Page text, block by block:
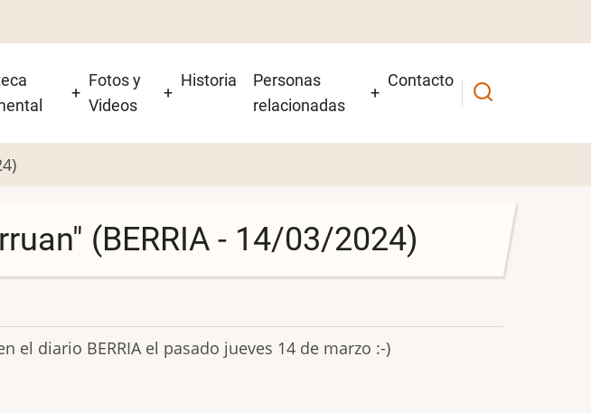
Fotos y
Videos
Historia
Personas
relacionadas
Contacto
(BERRIA - 14/03/2024)
diario BERRIA el pasado jueves 14 de marzo :-)